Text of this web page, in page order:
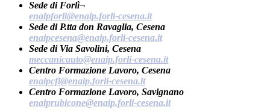
Sede di Forlì¬
enaipforli@enaip.forli-cesena.it
Sede di P.tta don Ravaglia, Cesena
enaipcesena@enaip.forli-cesena.it
Sede di Via Savolini, Cesena
meccanicauto@enaip.forli-cesena.it
Centro Formazione Lavoro, Cesena
enaipcfl@enaip.forli-cesena.it
Centro Formazione Lavoro, Savignano
enaiprubicone@enaip.forli-cesena.it